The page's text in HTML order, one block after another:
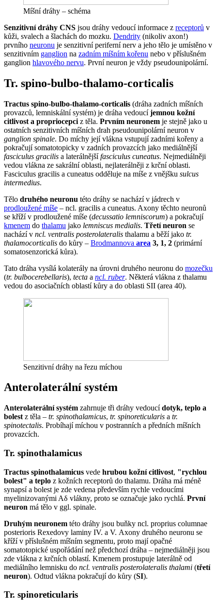
Míšní dráhy – schéma
Senzitivní dráhy CNS jsou dráhy vedoucí informace z receptorů v
kůži, svalech a šlachách do mozku. Dendrity (nikoliv axon!)
prvního neuronu je senzitivní periferní nerv a jeho tělo je umístěno v
senzitivním ganglion na zadním míšním kořenu nebo v příslušném
ganglion hlavového nervu. První neuron je vždy pseudounipolární.
Tr. spino-bulbo-thalamo-corticalis
Tractus spino-bulbo-thalamo-corticalis (dráha zadních míšních
provazců, lemniskální systém) je dráha vedoucíjemnou kožní
citlivost a propriocepci z těla. Prvním neuronem je stejně jako u
ostatních senzitivních míšních drah pseudounipolární neuron v
ganglion spinale. Do míchy její vlákna vstupují zadními kořeny a
pokračují somatotopicky v zadních provazcích jako mediálnější
fasciculus gracilis a laterálnějšífasciculus cuneatus. Nejmediálněji
vedou vlákna ze sakrální oblasti, nejlaterálněji z krční oblasti.
Fasciculus gracilis a cuneatus odděluje na míše z vnějšku sulcus
intermedius.
Tělo druhého neuronu této dráhy se nachází v jádrech v
prodloužené míše – ncl. gracilis a cuneatus. Axony těchto neuronů
se kříží v prodloužené míše (decussatio lemniscorum) a pokračují
kmenem do thalamu jako lemniscus medialis. Třetí neuron se
nachází v ncl. ventralis posterolateralis thalamu a běží jako tr.
thalamocorticalis do kůry – Brodmannova area 3, 1, 2 (primární
somatosenzorická kůra).
Tato dráha vysílá kolaterály na úrovni druhého neuronu do mozečku
(tr. bulbocerebellaris), tecta a ncl. ruber. Některá vlákna z thalamu
vedou do asociačních oblastí kůry a do oblasti SII (area 40).
Senzitivní dráhy na řezu míchou
Anterolaterální systém
Anterolaterální systém zahrnuje tři dráhy vedoucídotyk, teplo a
bolest z těla – tr. spinothalamicus, tr. spinoreticularis a tr.
spinotectalis. Probíhají míchou v postranních a předních míšních
provazcích.
Tr. spinothalamicus
Tractus spinothalamicus vede hrubou kožní citlivost, "rychlou
bolest" a teplo z kožních receptorů do thalamu. Dráha má méně
synapsí a bolest je zde vedena především rychle vedoucími
myelinizovanými Aδ vlákny, proto se označuje jako rychlá. První
neuron má tělo v ggl. spinale.
Druhým neuronem této dráhy jsou buňky ncl. proprius columnae
posterioris Rexedovy laminy IV. a V. Axony druhého neuronu se
kříží v příslušném míšním segmentu, proto mají opačné
somatotopické uspořádání než předchozí dráha – nejmediálněji jsou
zde vlákna z krčních oblastí. Kmenem prostupuje laterálně od
mediálního lemnisku do ncl. ventralis posterolateralis thalami (třetí
neuron). Odtud vlákna pokračují do kůry (SI).
Tr. spinoreticularis